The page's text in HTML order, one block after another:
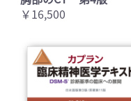
￥16,500